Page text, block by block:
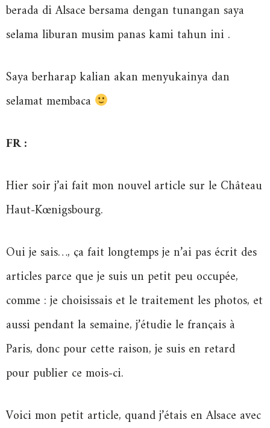
berada di Alsace bersama dengan tunangan saya
selama liburan musim panas kami tahun ini .
Saya berharap kalian akan menyukainya dan
selamat membaca
FR :
Hier soir j’ai fait mon nouvel article sur le Château
Haut-Kœnigsbourg.
Oui je sais…, ça fait longtemps je n’ai pas écrit des
articles parce que je suis un petit peu occupée,
comme : je choisissais et le traitement les photos, et
aussi pendant la semaine, j’étudie le français à
Paris, donc pour cette raison, je suis en retard
pour publier ce mois-ci.
Voici mon petit article, quand j’étais en Alsace avec